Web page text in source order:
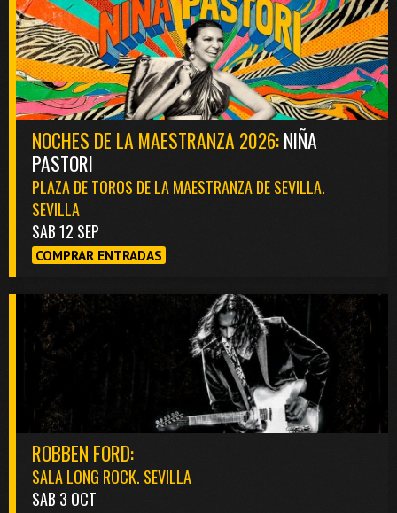
NOCHES DE LA MAESTRANZA 2026:NIÑA
PASTORI
PLAZA DE TOROS DE LA MAESTRANZA DE SEVILLA.
SEVILLA
SAB 12 SEP
COMPRAR ENTRADAS
ROBBEN FORD:
SALA LONG ROCK. SEVILLA
SAB 3 OCT